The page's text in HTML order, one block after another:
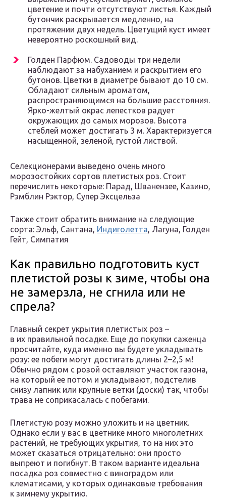
цветение и почти отсутствуют листья. Каждый
бутончик раскрывается медленно, на
протяжении двух недель. Цветущий куст имеет
невероятно роскошный вид.
Голден Парфюм. Садоводы три недели
наблюдают за набуханием и раскрытием его
бутонов. Цветки в диаметре бывают до 10 см.
Обладают сильным ароматом,
распространяющимся на большие расстояния.
Ярко-желтый окрас лепестков радует
окружающих до самых морозов. Высота
стеблей может достигать 3 м. Характеризуется
насыщенной, зеленой, густой листвой.
Селекционерами выведено очень много
морозостойких сортов плетистых роз. Стоит
перечислить некоторые: Парад, Шванензее, Казино,
Рэмблин Рэктор, Супер Эксцельза
Также стоит обратить внимание на следующие
сорта: Эльф, Сантана, Индиголетта, Лагуна, Голден
Гейт, Симпатия
Как правильно подготовить куст
плетистой розы к зиме, чтобы она
не замерзла, не сгнила или не
спрела?
Главный секрет укрытия плетистых роз –
в их правильной посадке. Еще до покупки саженца
просчитайте, куда именно вы будете укладывать
розу: ее побеги могут достигать длины 2–2,5 м!
Обычно рядом с розой оставляют участок газона,
на который ее потом и укладывают, подстелив
снизу лапник или крупные ветки (доски) так, чтобы
трава не соприкасалась с побегами.
Плетистую розу можно уложить и на цветник.
Однако если у вас в цветнике много многолетних
растений, не требующих укрытия, то на них это
может сказаться отрицательно: они просто
выпреют и погибнут. В таком варианте идеальна
посадка роз совместно с виноградом или
клематисами, у которых одинаковые требования
к зимнему укрытию.